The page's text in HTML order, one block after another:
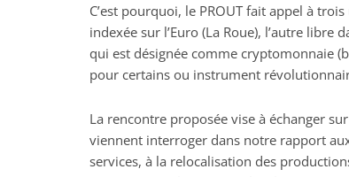
C’est pourquoi, le PROUT fait appel à
indexée sur l’Euro (La Roue), l’autre libre
qui est désignée comme cryptomonnaie
pour certains ou instrument
La rencontre proposée vise à échanger sur
viennent interroger dans notre rapport
services, à la relocalisation des